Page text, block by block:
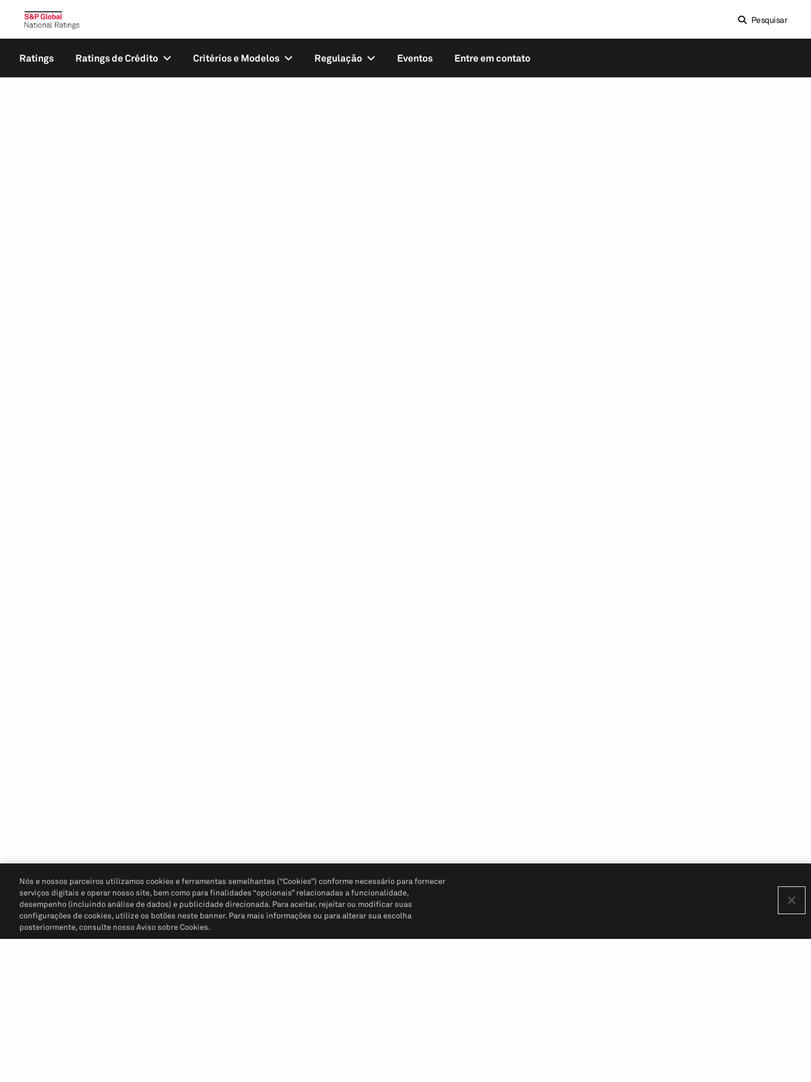
Pesquisar
Ratings Ratings de Crédito Critérios e Modelos Regulação Eventos Entre em contato
Nós e nossos parceiros utilizamos cookies e ferramentas semelhantes (“Cookies”) conforme necessário para fornecer
serviços digitais e operar nosso site, bem como para finalidades “opcionais” relacionadas a funcionalidade,
desempenho (incluindo análise de dados) e publicidade direcionada. Para aceitar, rejeitar ou modificar suas
configurações de cookies, utilize os botões neste banner. Para mais informações ou para alterar sua escolha
posteriormente, consulte nosso Aviso sobre Cookies.